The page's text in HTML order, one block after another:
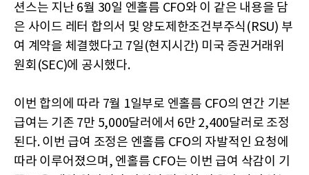
션스는 지난 6월 30일 엔홀름 CFO와 이 같은 내용을 담
은 사이드 레터 합의서 및 양도제한조건부주식(RSU) 부
여 계약을 체결했다고 7일(현지시간) 미국 증권거래위
원회(SEC)에 공시했다.
이번 합의에 따라 7월 1일부로 엔홀름 CFO의 연간 기본
급여는 기존 7만 5,000달러에서 6만 2,400달러로 조정
된다. 이번 급여 조정은 엔홀름 CFO의 자발적인 요청에
따라 이루어졌으며, 엔홀름 CFO는 이번 급여 삭감이 기